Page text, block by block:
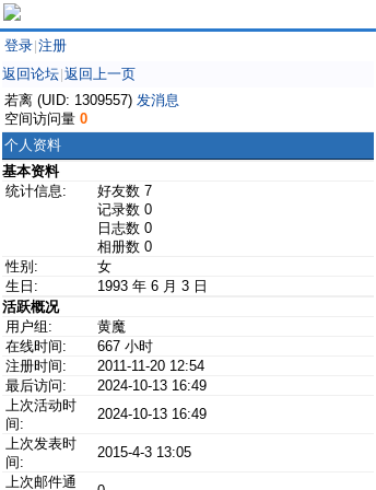
登录 注册
返回论坛 返回上一页
若离 (UID: 1309557) 发消息
空间访问量 0
个人资料
基本资料
统计信息:
好友数 7
记录数 0
日志数 0
相册数 0
性别:
女
生日:
1993 年 6 月 3 日
活跃概况
用户组:
黄魔
在线时间:
667 小时
注册时间:
2011-11-20 12:54
最后访问:
2024-10-13 16:49
上次活动时
间:
2024-10-13 16:49
上次发表时
间:
2015-4-3 13:05
上次邮件通